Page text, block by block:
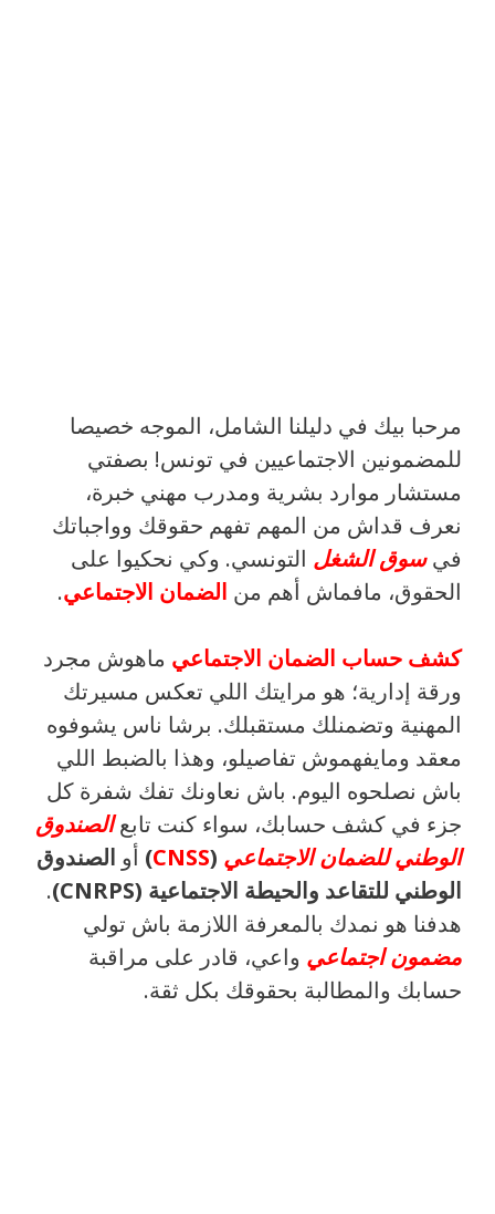
مرحبا بيك في دليلنا الشامل، الموجه خصيصا
للمضمونين الاجتماعيين في تونس! بصفتي
مستشار موارد بشرية ومدرب مهني خبرة،
نعرف قداش من المهم تفهم حقوقك وواجباتك
فيسوق الشغل التونسي. وكي نحكيوا على
الحقوق، مافماش أهم من الضمان الاجتماعي.
كشف حساب الضمان الاجتماعي ماهوش مجرد
ورقة إدارية؛ هو مرايتك اللي تعكس مسيرتك
المهنية وتضمنلك مستقبلك. برشا ناس يشوفوه
معقد ومايفهموش تفاصيلو، وهذا بالضبط اللي
باش نصلحوه اليوم. باش نعاونك تفك شفرة كل
جزء في كشف حسابك، سواء كنت تابعالصندوق
الوطني للضمان الاجتماعي (
CNSS
) أو الصندوق
الوطني للتقاعد والحيطة الاجتماعية (CNRPS)
.
هدفنا هو نمدك بالمعرفة اللازمة باش تولي
مضمون اجتماعي واعي، قادر على مراقبة
حسابك والمطالبة بحقوقك بكل ثقة.